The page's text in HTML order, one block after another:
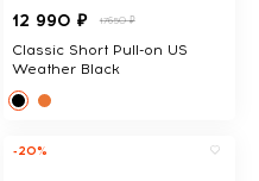
12 990 ₽ 17650 ₽
Classic Short Pull-on US
Weather Black
-20%